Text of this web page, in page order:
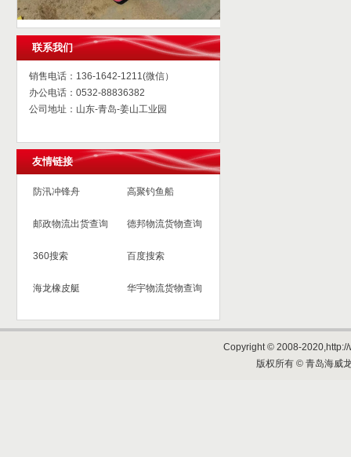
联系我们
销售电话：136-1642-1211(微信）
办公电话：0532-88836382
公司地址：山东-青岛-姜山工业园
友情链接
防汛冲锋舟 高聚钓鱼船
邮政物流出货查询 德邦物流货物查询
360搜索 百度搜索
海龙橡皮艇 华宇物流货物查询
Copyright © 2008-
版权所有 © 青岛海威